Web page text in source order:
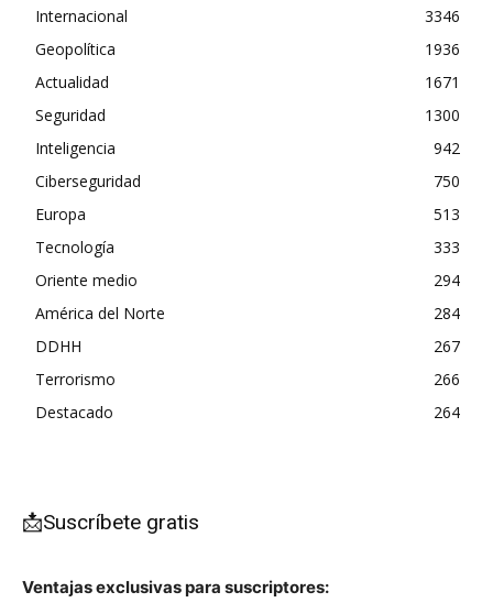
Internacional
3346
Geopolítica
1936
Actualidad
1671
Seguridad
1300
Inteligencia
942
Ciberseguridad
750
Europa
513
Tecnología
333
Oriente medio
294
América del Norte
284
DDHH
267
Terrorismo
266
Destacado
264
📩Suscríbete gratis
Ventajas exclusivas para suscriptores: